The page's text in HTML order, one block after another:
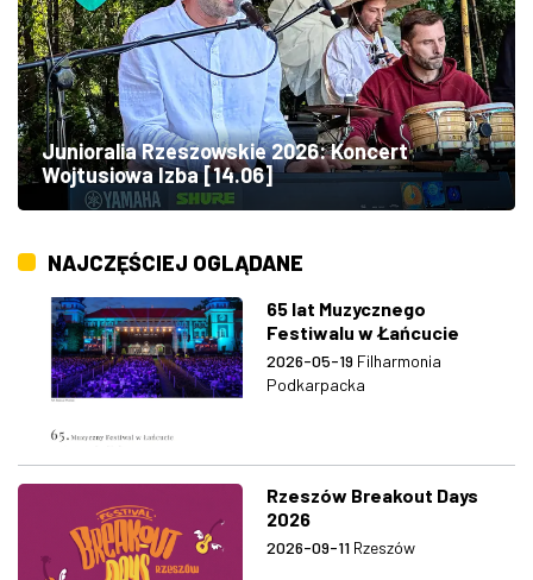
Junioralia Rzeszowskie 2026: Koncert
Wojtusiowa Izba [14.06]
NAJCZĘŚCIEJ OGLĄDANE
65 lat Muzycznego
Festiwalu w Łańcucie
2026-05-19 Filharmonia
Podkarpacka
Rzeszów Breakout Days
2026
2026-09-11 Rzeszów